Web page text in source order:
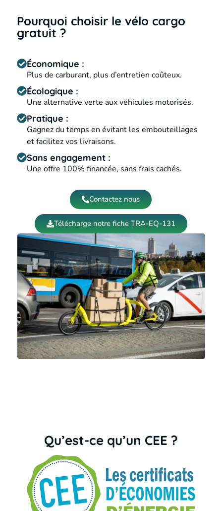
Pourquoi choisir le vélo cargo
gratuit ?
Économique :
Plus de carburant, plus d’entretien coûteux.
Écologique :
Une alternative verte aux véhicules motorisés.
Pratique :
Gagnez du temps en évitant les embouteillages
et facilitez vos livraisons.
Sans engagement :
Une offre 100% financée, sans frais cachés.
Contactez nous
Télécharge notre fiche TRA-EQ-131
Qu’est-ce qu’un CEE ?